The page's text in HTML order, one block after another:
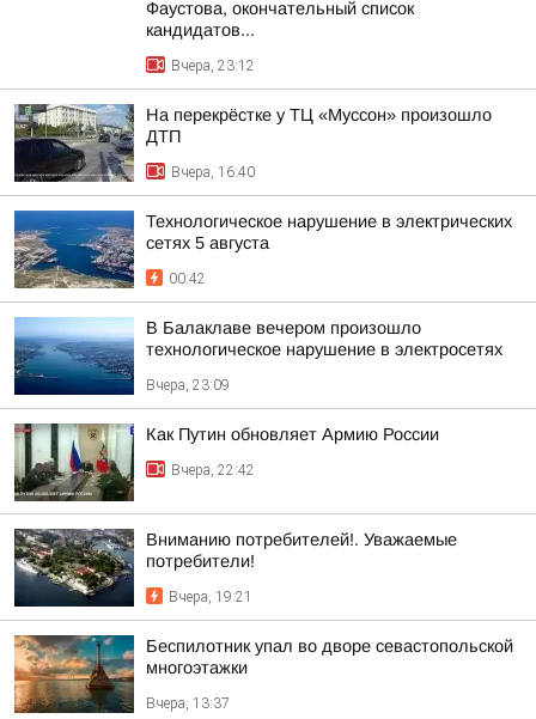
Фаустова, окончательный список
кандидатов...
Вчера, 23:12
На перекрёстке у ТЦ «Муссон» произошло
ДТП
Вчера, 16:40
Технологическое нарушение в электрических
сетях 5 августа
00:42
В Балаклаве вечером произошло
технологическое нарушение в электросетях
Вчера, 23:09
Как Путин обновляет Армию России
Вчера, 22:42
Вниманию потребителей!. Уважаемые
потребители!
Вчера, 19:21
Беспилотник упал во дворе севастопольской
многоэтажки
Вчера, 13:37